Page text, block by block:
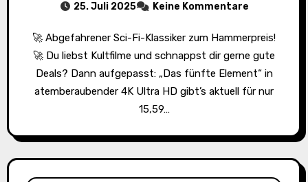
25. Juli 2025 Keine Kommentare
🚀 Abgefahrener Sci-Fi-Klassiker zum Hammerpreis!
🚀 Du liebst Kultfilme und schnappst dir gerne gute
Deals? Dann aufgepasst: „Das fünfte Element“ in
atemberaubender 4K Ultra HD gibt’s aktuell für nur
15,59…